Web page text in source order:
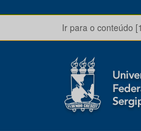
Ir para o conteúdo